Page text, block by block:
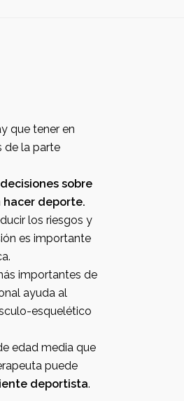
hacer deporte.
puede
deportista.